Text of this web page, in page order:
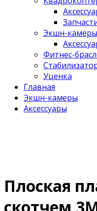
Экшн-камеры
Фитнес-
Уценка
Главная
Экшн-камеры
Аксессуары
Плоская